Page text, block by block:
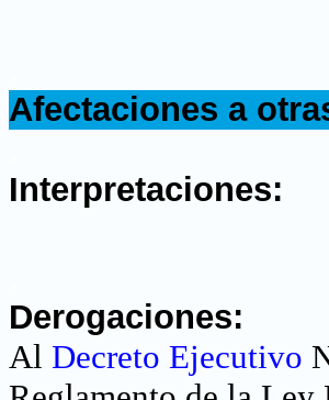
Afectaciones a
Interpretaciones:
Derogaciones:
Al Decreto Ejecutivo